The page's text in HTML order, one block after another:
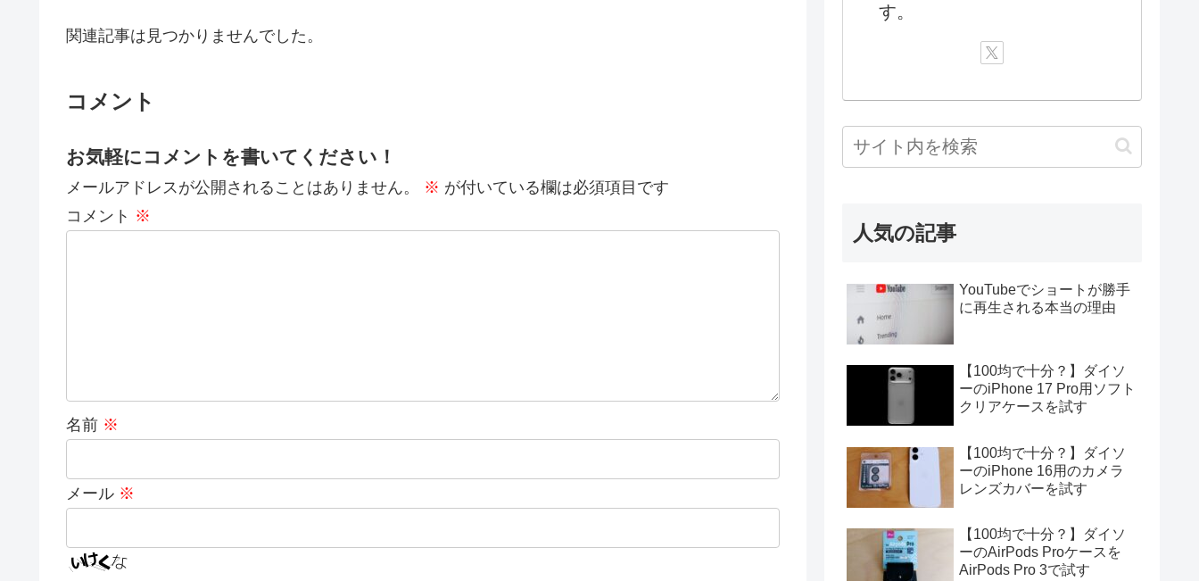
関連記事は見つかりませんでした。
コメント
お気軽にコメントを書いてください！
メールアドレスが公開されることはありません。 ※ が付いている欄は必須項目です
コメント ※
名前 ※
メール ※
す。
人気の記事
YouTubeでショートが勝手
に再生される本当の理由
【100均で十分？】ダイソ
ーのiPhone 17 Pro用ソフト
クリアケースを試す
【100均で十分？】ダイソ
ーのiPhone 16用のカメラ
レンズカバーを試す
【100均で十分？】ダイソ
ーのAirPods Proケースを
AirPods Pro 3で試す